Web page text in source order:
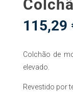
115,29
Colchão de
elevado.
Revestido por